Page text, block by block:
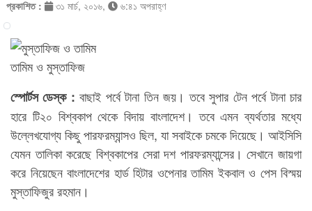
প্রকাশিত : ৩১ মার্চ, ২০১৬, ৬:৪১ অপরাহ্ণ
তামিম ও মুস্তাফিজ
স্পোর্টস ডেস্ক : বাছাই পর্বে টানা তিন জয়। তবে সুপার টেন পর্বে টানা চার
হারে টি২০ বিশ্বকাপ থেকে বিদায় বাংলাদেশ। তবে এমন ব্যর্থতার মধ্যে
উল্লেখযোগ্য কিছু পারফরম্যান্সও ছিল, যা সবাইকে চমকে দিয়েছে। আইসিসি
যেমন তালিকা করেছে বিশ্বকাপের সেরা দশ পারফরম্যান্সের। সেখানে জায়গা
করে নিয়েছেন বাংলাদেশের হার্ড হিটার ওপেনার তামিম ইকবাল ও পেস বিস্ময়
মুস্তাফিজুর রহমান।